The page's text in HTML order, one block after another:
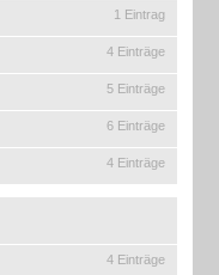
1 Eintrag
4 Einträge
5 Einträge
6 Einträge
4 Einträge
4 Einträge